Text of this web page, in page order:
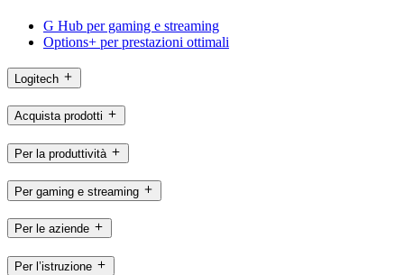
G Hub per gaming e streaming
Options+ per prestazioni ottimali
Logitech
Acquista prodotti
Per la produttività
Per gaming e streaming
Per le aziende
Per l’istruzione